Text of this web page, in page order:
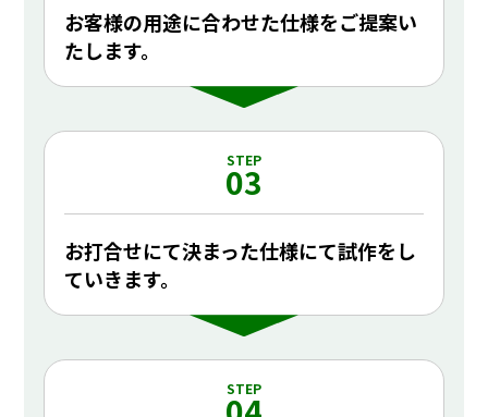
お客様の用途に合わせた仕様をご提案い
たします。
STEP
03
お打合せにて決まった仕様にて試作をし
ていきます。
STEP